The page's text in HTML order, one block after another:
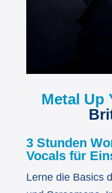
Metal Up
3 Stunden
Vocals für
Lerne die Basics